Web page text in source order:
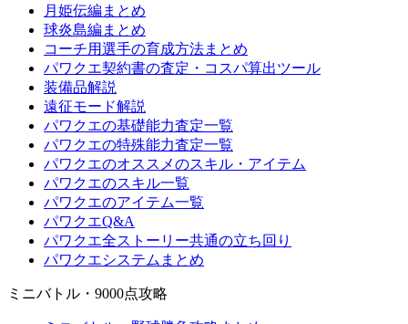
月姫伝編まとめ
球炎島編まとめ
コーチ用選手の育成方法まとめ
パワクエ契約書の査定・コスパ算出ツール
装備品解説
遠征モード解説
パワクエの基礎能力査定一覧
パワクエの特殊能力査定一覧
パワクエのオススメのスキル・アイテム
パワクエのスキル一覧
パワクエのアイテム一覧
パワクエQ&A
パワクエ全ストーリー共通の立ち回り
パワクエシステムまとめ
ミニバトル・9000点攻略